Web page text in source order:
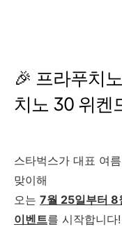
🎉 프라푸치
치노 30 위켄
스타벅스가 대표 여
맞이해
오는 7월 25일부터 8
이벤트를 시작합니다!